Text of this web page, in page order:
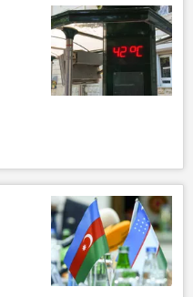
Солнце
США
климата